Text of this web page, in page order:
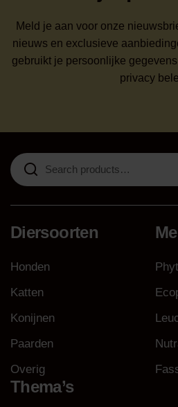
Meld je aan voor onze
nieuws en exclusieve
gebruikt je persoonlijke
privacy
Search
for:
Diersoorten
Honden
Katten
Konijnen
Paarden
Overig
Thema’s